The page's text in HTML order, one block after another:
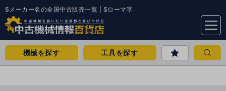
$メーカー名の全国中古販売一覧 | $ローマ字
menu
機械を探す 工具を探す